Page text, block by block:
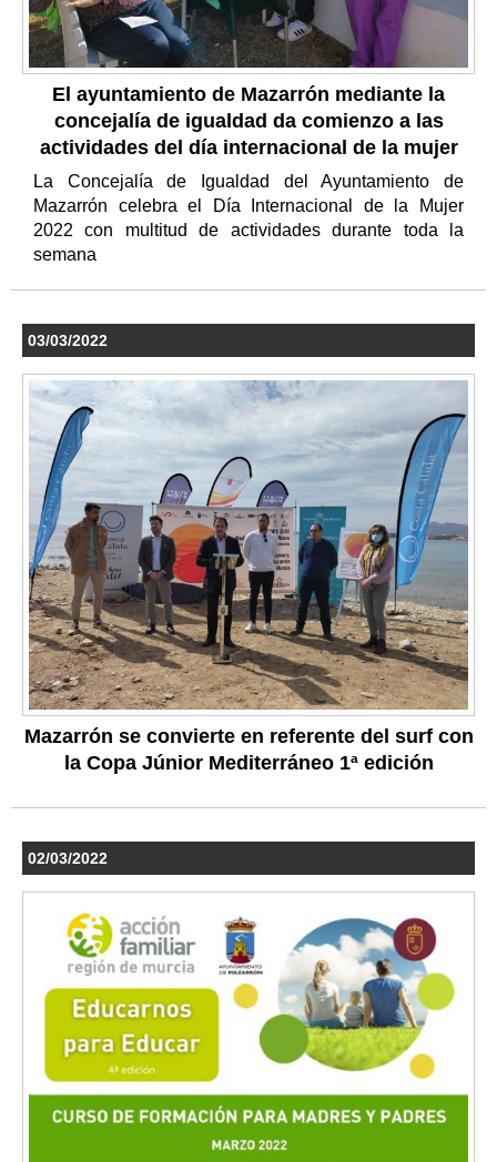
El ayuntamiento de Mazarrón mediante la
concejalía de igualdad da comienzo a las
actividades del día internacional de la mujer
La Concejalía de Igualdad del Ayuntamiento de
Mazarrón celebra el Día Internacional de la Mujer
2022 con multitud de actividades durante toda la
semana
03/03/2022
Mazarrón se convierte en referente del surf con
la Copa Júnior Mediterráneo 1ª edición
02/03/2022